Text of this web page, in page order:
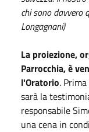
chi sono davvero
Longagnani)
La proiezione,
Parrocchia, è
l'Oratorio.
sarà la
responsabile
una cena in